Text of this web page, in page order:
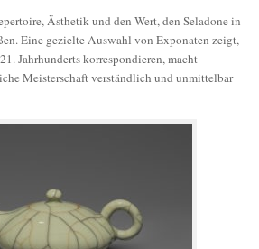
Ästhetik und den Wert, den Seladone in
Eine gezielte Auswahl von Exponaten zeigt,
Jahrhunderts korrespondieren, macht
Meisterschaft verständlich und unmittelbar